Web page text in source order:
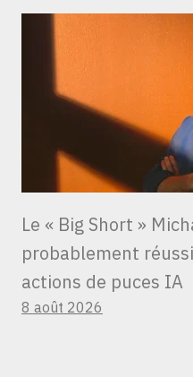
Le « Big Short »
probablement
actions de puces IA
8 août 2026